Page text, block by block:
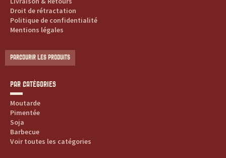
,
h
i
i
Droit de rétractation
Politique de confidentialité
Mentions légales
PARCOURIR LES PRODUITS
PAR CATÉGORIES
Moutarde
Pimentée
Soja
Barbecue
Voir toutes les catégories